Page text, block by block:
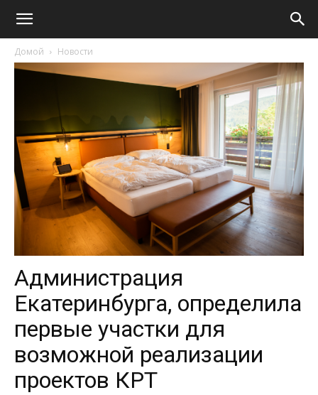
Домой Новости
Администрация
Екатеринбурга, определила
первые участки для
возможной реализации
проектов КРТ